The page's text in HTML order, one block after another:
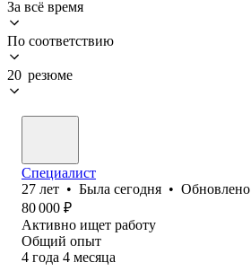
За всё время
По соответствию
20 резюме
Специалист
27 лет • Была сегодня • Обновлено
80 000 ₽
Активно ищет работу
Общий опыт
4 года 4 месяца